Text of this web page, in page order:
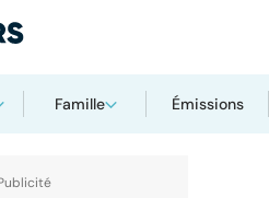
Famille Émissions